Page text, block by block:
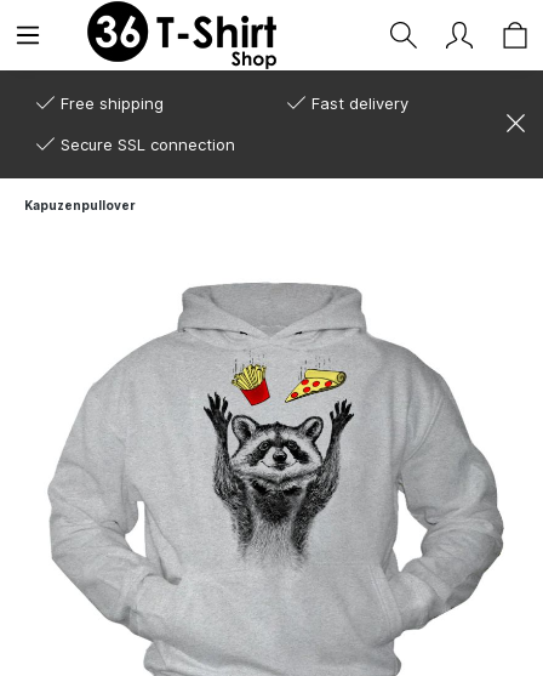
Free shipping Fast delivery
Secure SSL connection
Kapuzenpullover